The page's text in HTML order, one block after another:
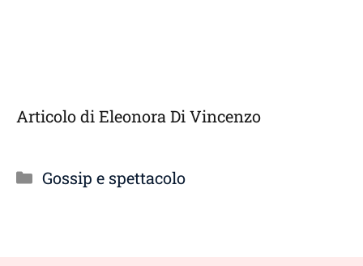
Articolo di Eleonora Di Vincenzo
Categorie
Gossip e spettacolo